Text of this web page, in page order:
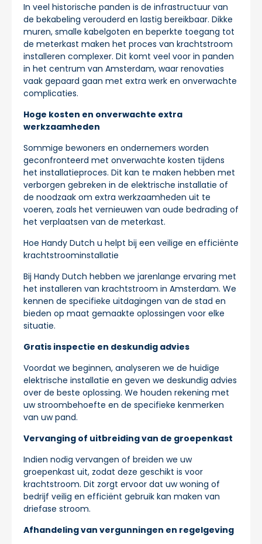
In veel historische panden is de infrastructuur van
de bekabeling verouderd en lastig bereikbaar. Dikke
muren, smalle kabelgoten en beperkte toegang tot
de meterkast maken het proces van krachtstroom
installeren complexer. Dit komt veel voor in panden
in het centrum van Amsterdam, waar renovaties
vaak gepaard gaan met extra werk en onverwachte
complicaties.
Hoge kosten en onverwachte extra
werkzaamheden
Sommige bewoners en ondernemers worden
geconfronteerd met onverwachte kosten tijdens
het installatieproces. Dit kan te maken hebben met
verborgen gebreken in de elektrische installatie of
de noodzaak om extra werkzaamheden uit te
voeren, zoals het vernieuwen van oude bedrading of
het verplaatsen van de meterkast.
Hoe Handy Dutch u helpt bij een veilige en efficiënte
krachtstroominstallatie
Bij Handy Dutch hebben we jarenlange ervaring met
het installeren van krachtstroom in Amsterdam. We
kennen de specifieke uitdagingen van de stad en
bieden op maat gemaakte oplossingen voor elke
situatie.
Gratis inspectie en deskundig advies
Voordat we beginnen, analyseren we de huidige
elektrische installatie en geven we deskundig advies
over de beste oplossing. We houden rekening met
uw stroombehoefte en de specifieke kenmerken
van uw pand.
Vervanging of uitbreiding van de groepenkast
Indien nodig vervangen of breiden we uw
groepenkast uit, zodat deze geschikt is voor
krachtstroom. Dit zorgt ervoor dat uw woning of
bedrijf veilig en efficiënt gebruik kan maken van
driefase stroom.
Afhandeling van vergunningen en regelgeving